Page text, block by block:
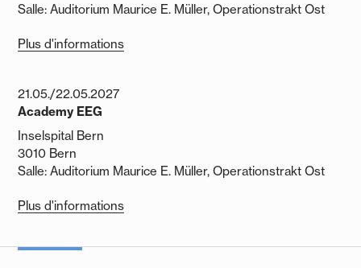
Salle: Auditorium Maurice E. Müller, Operationstrakt Ost
Plus d'informations
21.05./22.05.2027
Academy EEG
Inselspital Bern
3010 Bern
Salle: Auditorium Maurice E. Müller, Operationstrakt Ost
Plus d'informations